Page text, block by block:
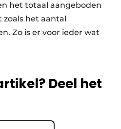
het totaal aangeboden
zoals het aantal
Zo is er voor ieder wat
Deel het